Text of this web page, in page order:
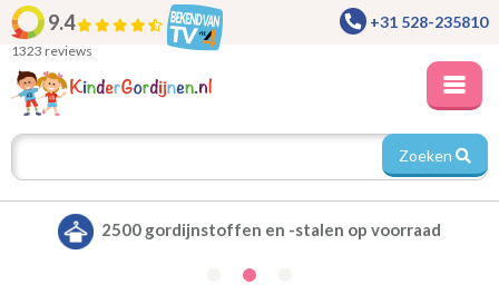
9.4
1323 reviews
+31 528-235810
Zoeken
Alle gordijnen verduisterend leverbaar